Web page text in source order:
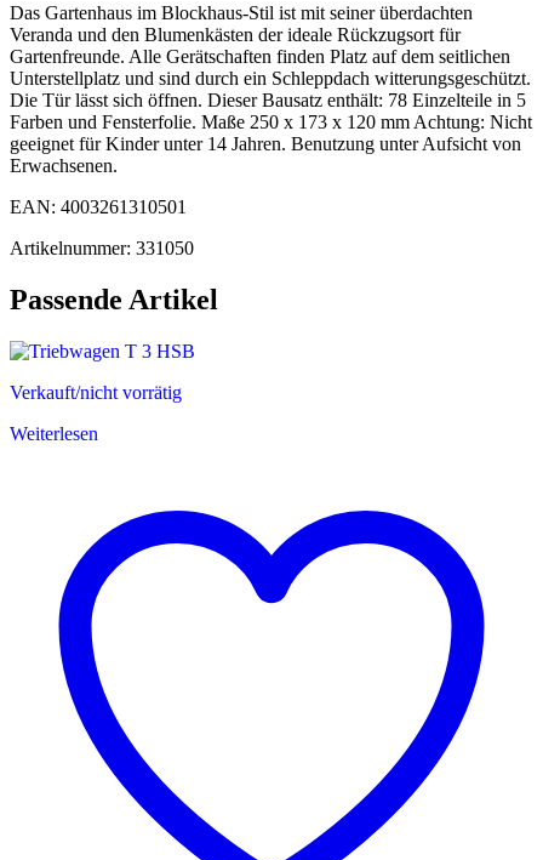
Das Gartenhaus im Blockhaus-Stil ist mit seiner überdachten
Veranda und den Blumenkästen der ideale Rückzugsort für
Gartenfreunde. Alle Gerätschaften finden Platz auf dem seitlichen
Unterstellplatz und sind durch ein Schleppdach witterungsgeschützt.
Die Tür lässt sich öffnen. Dieser Bausatz enthält: 78 Einzelteile in 5
Farben und Fensterfolie. Maße 250 x 173 x 120 mm Achtung: Nicht
geeignet für Kinder unter 14 Jahren. Benutzung unter Aufsicht von
Erwachsenen.
EAN: 4003261310501
Artikelnummer: 331050
Passende Artikel
Verkauft/nicht vorrätig
Weiterlesen